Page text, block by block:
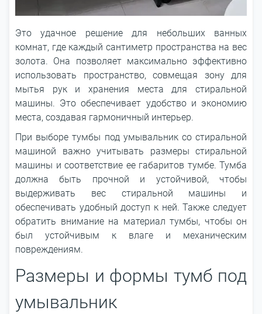
Это удачное решение для небольших ванных
комнат, где каждый сантиметр пространства на вес
золота. Она позволяет максимально эффективно
использовать пространство, совмещая зону для
мытья рук и хранения места для стиральной
машины. Это обеспечивает удобство и экономию
места, создавая гармоничный интерьер.
При выборе тумбы под умывальник со стиральной
машиной важно учитывать размеры стиральной
машины и соответствие ее габаритов тумбе. Тумба
должна быть прочной и устойчивой, чтобы
выдерживать вес стиральной машины и
обеспечивать удобный доступ к ней. Также следует
обратить внимание на материал тумбы, чтобы он
был устойчивым к влаге и механическим
повреждениям.
Размеры и формы тумб под
умывальник